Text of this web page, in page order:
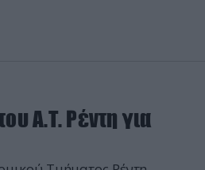
Α.Τ. Ρέντη για